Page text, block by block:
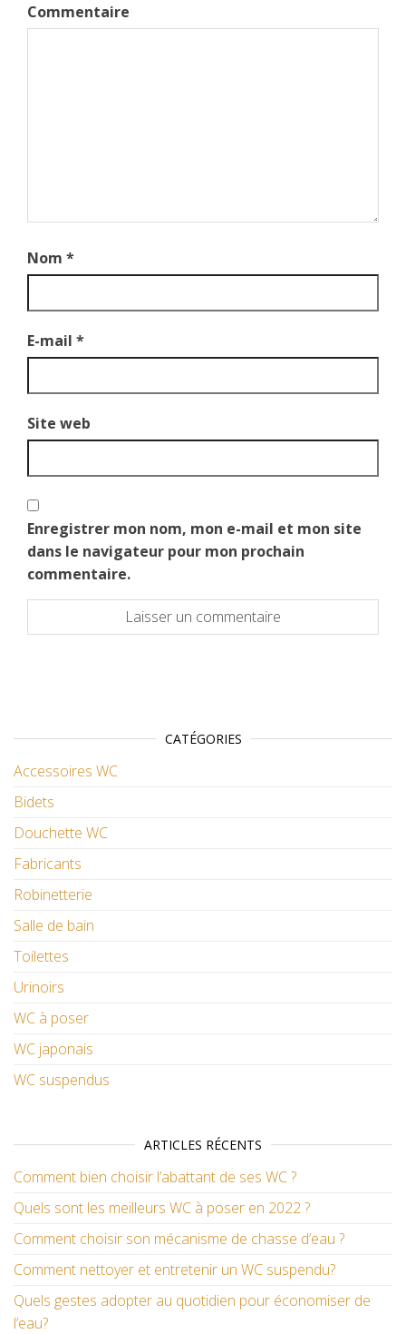
Commentaire
Nom *
E-mail *
Site web
Enregistrer mon nom, mon e-mail et mon site
dans le navigateur pour mon prochain
commentaire.
CATÉGORIES
Accessoires WC
Bidets
Douchette WC
Fabricants
Robinetterie
Salle de bain
Toilettes
Urinoirs
WC à poser
WC japonais
WC suspendus
ARTICLES RÉCENTS
Comment bien choisir l’abattant de ses WC ?
Quels sont les meilleurs WC à poser en 2022 ?
Comment choisir son mécanisme de chasse d’eau ?
Comment nettoyer et entretenir un WC suspendu?
Quels gestes adopter au quotidien pour économiser de
l’eau?